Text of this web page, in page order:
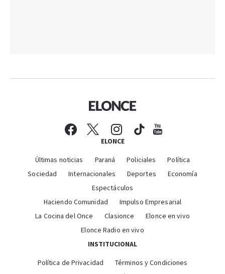
ELONCE
Últimas noticias Paraná Policiales
Política
Sociedad
Internacionales Deportes
Economía
Espectáculos
Haciendo Comunidad
Impulso Empresarial
La Cocina del Once
Clasionce
Elonce en vivo
Elonce Radio en vivo
INSTITUCIONAL
Política de Privacidad
Términos y Condiciones